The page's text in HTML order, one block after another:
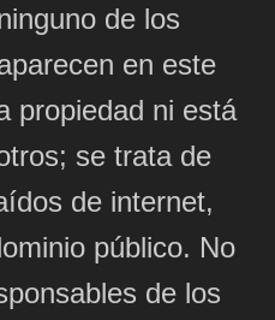
de los
en este
propiedad ni está
se trata de
de internet,
público. No
de los